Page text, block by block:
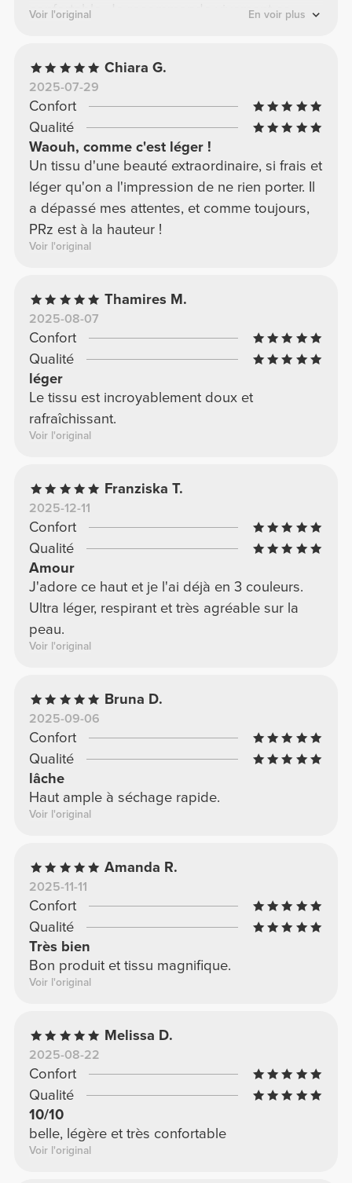
confortable. Je recommande vivement ce
Voir l'original En voir plus
Chiara G.
2025-07-29
Confort
Qualité
Waouh, comme c'est léger !
Un tissu d'une beauté extraordinaire, si frais et
léger qu'on a l'impression de ne rien porter. Il
a dépassé mes attentes, et comme toujours,
PRz est à la hauteur !
Voir l'original
Thamires M.
2025-08-07
Confort
Qualité
léger
Le tissu est incroyablement doux et
rafraîchissant.
Voir l'original
Franziska T.
2025-12-11
Confort
Qualité
Amour
J'adore ce haut et je l'ai déjà en 3 couleurs.
Ultra léger, respirant et très agréable sur la
peau.
Voir l'original
Bruna D.
2025-09-06
Confort
Qualité
lâche
Haut ample à séchage rapide.
Voir l'original
Amanda R.
2025-11-11
Confort
Qualité
Très bien
Bon produit et tissu magnifique.
Voir l'original
Melissa D.
2025-08-22
Confort
Qualité
10/10
belle, légère et très confortable
Voir l'original